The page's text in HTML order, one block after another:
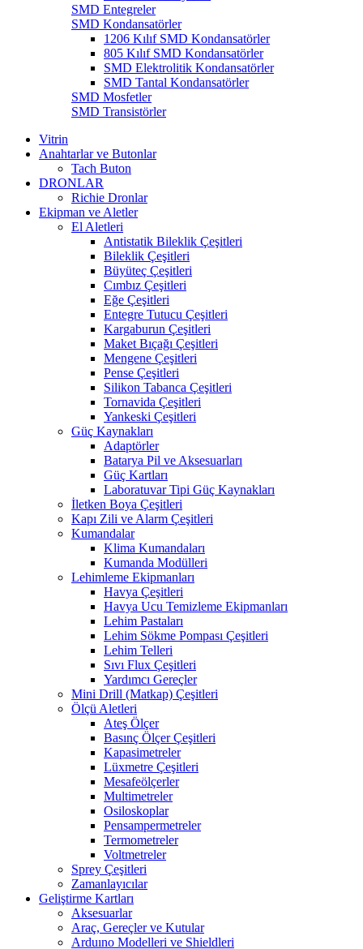
SMD Entegreler
SMD Kondansatörler
1206 Kılıf SMD Kondansatörler
805 Kılıf SMD Kondansatörler
SMD Elektrolitik Kondansatörler
SMD Tantal Kondansatörler
SMD Mosfetler
SMD Transistörler
Vitrin
Anahtarlar ve Butonlar
Tach Buton
DRONLAR
Richie Dronlar
Ekipman ve Aletler
El Aletleri
Antistatik Bileklik Çeşitleri
Bileklik Çeşitleri
Büyüteç Çeşitleri
Cımbız Çeşitleri
Eğe Çeşitleri
Entegre Tutucu Çeşitleri
Kargaburun Çeşitleri
Maket Bıçağı Çeşitleri
Mengene Çeşitleri
Pense Çeşitleri
Silikon Tabanca Çeşitleri
Tornavida Çeşitleri
Yankeski Çeşitleri
Güç Kaynakları
Adaptörler
Batarya Pil ve Aksesuarları
Güç Kartları
Laboratuvar Tipi Güç Kaynakları
İletken Boya Çeşitleri
Kapı Zili ve Alarm Çeşitleri
Kumandalar
Klima Kumandaları
Kumanda Modülleri
Lehimleme Ekipmanları
Havya Çeşitleri
Havya Ucu Temizleme Ekipmanları
Lehim Pastaları
Lehim Sökme Pompası Çeşitleri
Lehim Telleri
Sıvı Flux Çeşitleri
Yardımcı Gereçler
Mini Drill (Matkap) Çeşitleri
Ölçü Aletleri
Ateş Ölçer
Basınç Ölçer Çeşitleri
Kapasimetreler
Lüxmetre Çeşitleri
Mesafeölçerler
Multimetreler
Osiloskoplar
Pensampermetreler
Termometreler
Voltmetreler
Sprey Çeşitleri
Zamanlayıcılar
Geliştirme Kartları
Aksesuarlar
Araç, Gereçler ve Kutular
Arduıno Modelleri ve Shieldleri